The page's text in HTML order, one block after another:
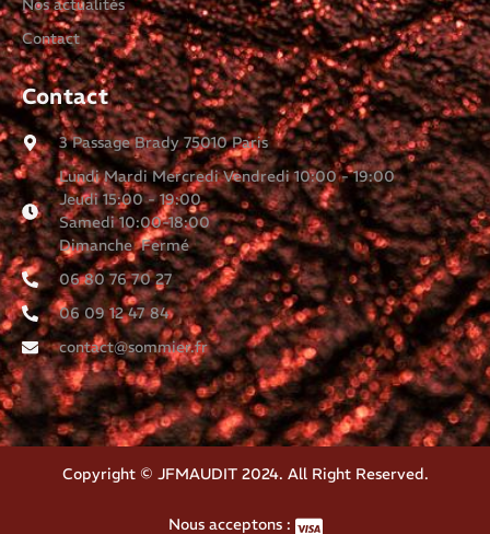
Nos actualités
Contact
Contact
3 Passage Brady 75010 Paris
Lundi Mardi Mercredi Vendredi 10:00 - 19:00
Jeudi 15:00 - 19:00
Samedi 10:00-18:00
Dimanche Fermé
06 80 76 70 27
06 09 12 47 84
contact@sommier.fr
Copyright © JFMAUDIT 2024. All Right Reserved.
Nous acceptons :